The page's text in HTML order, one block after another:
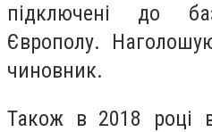
підключені до
Європолу.
чиновник.
Також в 2018 році